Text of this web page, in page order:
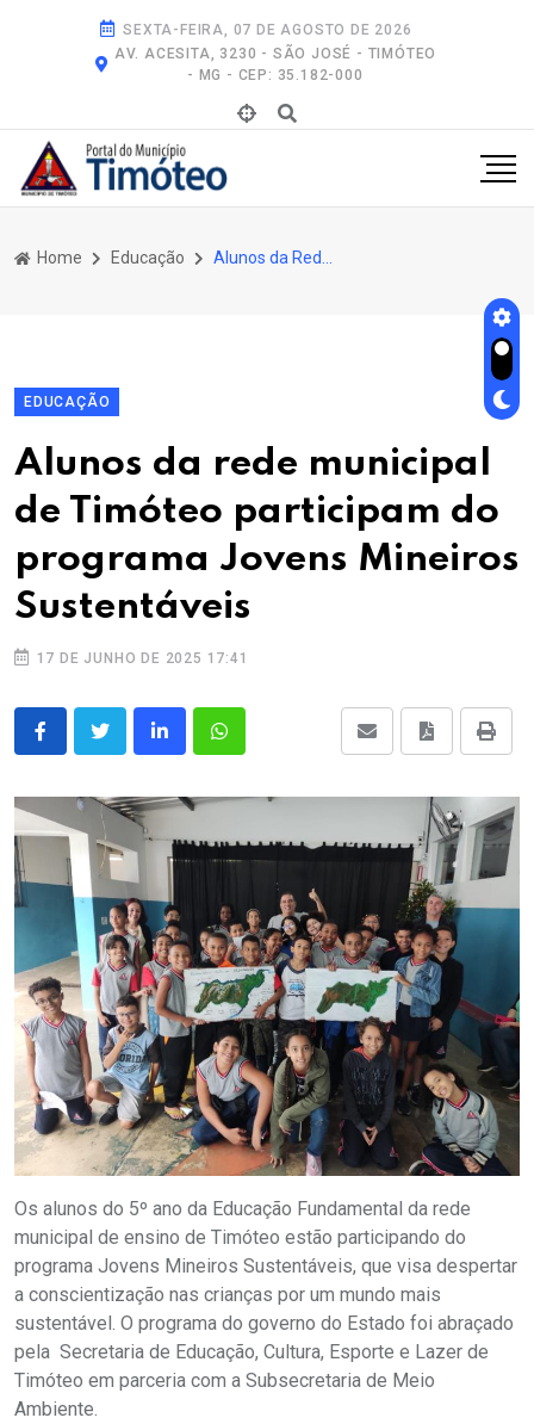
SEXTA-FEIRA, 07 DE AGOSTO DE 2026
AV. ACESITA, 3230 - SÃO JOSÉ - TIMÓTEO
- MG - CEP: 35.182-000
Home Educação
EDUCAÇÃO
Alunos da rede municipal
de Timóteo participam do
programa Jovens Mineiros
Sustentáveis
17 DE JUNHO DE 2025 17:41
Os alunos do 5º ano da Educação Fundamental da rede
municipal de ensino de Timóteo estão participando do
programa Jovens Mineiros Sustentáveis, que visa despertar
a conscientização nas crianças por um mundo mais
sustentável. O programa do governo do Estado foi abraçado
pela Secretaria de Educação, Cultura, Esporte e Lazer de
Timóteo em parceria com a Subsecretaria de Meio
Ambiente.